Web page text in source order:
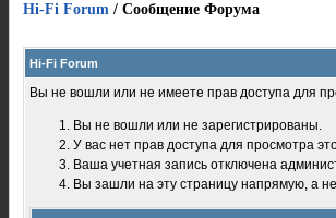
Hi-Fi Forum / Сообщение Форума
Hi-Fi Forum
Вы не вошли или не имеете прав доступа для
Вы не вошли или не зарегистрированы.
У вас нет прав доступа для просмотра
Ваша учетная запись отключена
Вы зашли на эту страницу напрямую, а